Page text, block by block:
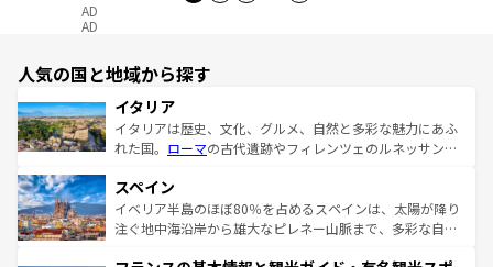
AD
AD
人気の国と地域から探す
イタリア
イタリアは歴史、文化、グルメ、自然と多彩な魅力にあふ
れた国。 ローマの古代遺跡やフィレンツェのルネッサンス
ろん、トスカーナの美しい田園風景やアマルフィ海岸の絶
景など、自然景観も見逃せない。観光の合間には、本場の
ピザやパスタなど、絶品のイタリア料理を堪能することも
スペイン
イベリア半島のほぼ80％を占めるスペインは、太陽が降り
注ぐ地中海沿岸から雄大なピレネー山脈まで、多彩な自然